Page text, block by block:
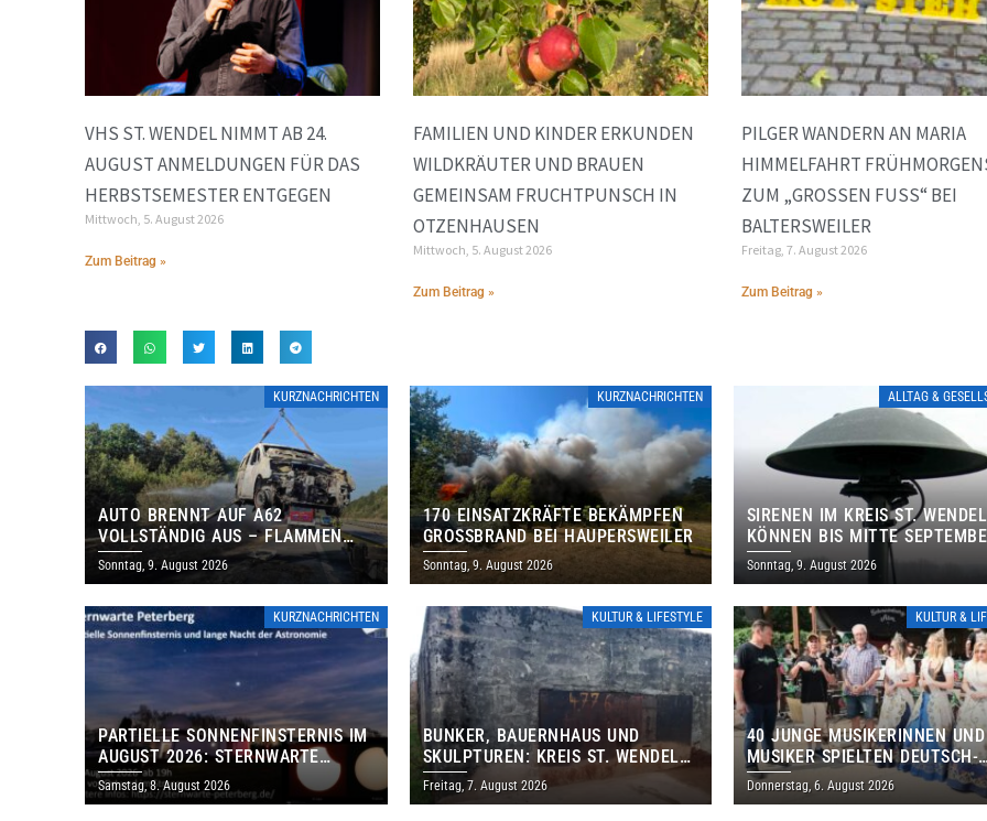
VHS ST. WENDEL NIMMT AB 24.
AUGUST ANMELDUNGEN FÜR DAS
HERBSTSEMESTER ENTGEGEN
Mittwoch, 5. August 2026
Zum Beitrag »
FAMILIEN UND KINDER ERKUNDEN
WILDKRÄUTER UND BRAUEN
GEMEINSAM FRUCHTPUNSCH IN
OTZENHAUSEN
Mittwoch, 5. August 2026
Zum Beitrag »
PILGER WANDERN AN MARIA
HIMMELFAHRT
ZUM „GROSSEN FUSS“ BEI BA
LTERSWEILER
Freitag, 7. August 2026
Zum Beitrag »
KURZNACHRICHTEN
AUTO BRENNT AUF A62
VOLLSTÄNDIG AUS – FLAMMEN
GREIFEN AUF BÖSCHUNG ÜBER
Sonntag, 9. August 2026
KURZNACHRICHTEN
170 EINSATZKRÄFTE BEKÄMPFEN
GROSSBRAND BEI HAUPERSWEILER
Sonntag, 9. August 2026
ALLTAG &
SIRENEN IM KREIS ST. WENDEL
KÖNNEN BIS MITTE
AUSSERPLANMÄSSIG HEULEN
Sonntag, 9. August 2026
KURZNACHRICHTEN
PARTIELLE SONNENFINSTERNIS IM
AUGUST 2026: STERNWARTE
PETERBERG ÖFFNET KOSTENLOS
IHRE TORE
Samstag, 8. August 2026
KULTUR & LIFESTYLE
BUNKER, BAUERNHAUS UND
SKULPTUREN: KREIS ST. WENDEL
LÄDT ZUM TAG DES OFFENEN
DENKMALS EIN
Freitag, 7. August 2026
KULTUR &
40 JUNGE MUSIKERINNEN UND
MUSIKER SPIELTEN DEUTSCH-
BRASILIANISCHES
THOLEY
Donnerstag, 6. August 2026